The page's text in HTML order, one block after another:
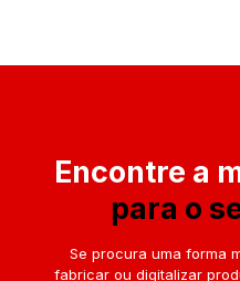
Encontre a
para o
Se procura uma forma
fabricar ou digitalizar